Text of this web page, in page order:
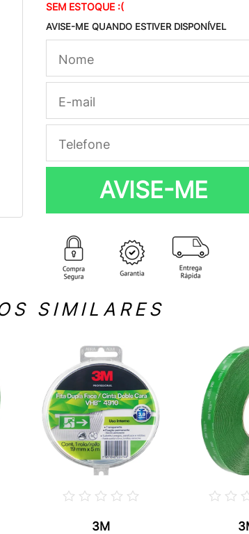
SEM ESTOQUE :(
AVISE-ME QUANDO ESTIVER DISPONÍVEL
AVISE-ME
SIMILARES
3M